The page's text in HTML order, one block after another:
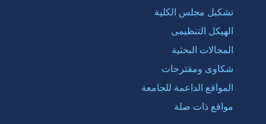
تشكيل مجلس الكلية
الهيكل التنظيمى
المجالات البحثية
شكاوى ومقترحات
المواقع الداعمة للجامعة
مواقع ذات صلة